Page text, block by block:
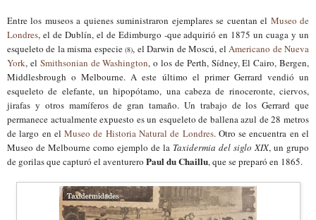
Entre los museos a quienes suministraron ejemplares se cuentan el Museo de
Londres, el de Dublín, el de Edimburgo -que adquirió en 1875 un cuaga y un
esqueleto de la misma especie(8), el Darwin de Moscú, elAmericano de Nueva
York, el Smithsonian de Washington, o los de Perth, Sídney, El Cairo, Bergen,
Middlesbrough o Melbourne. A este último el primer Gerrard vendió un
esqueleto de elefante, un hipopótamo, una cabeza de rinoceronte, ciervos,
jirafas y otros mamíferos de gran tamaño. Un trabajo de los Gerrard que
permanece actualmente expuesto esun esqueleto de ballena azul de 28 metros
de largo en elMuseo de Historia Natural de Londres. Otro se encuentra en el
Museo de Melbourne como ejemplo de la Taxidermia del siglo XIX, un grupo
de gorilas que capturó el aventurero Paul du Chaillu, que se preparó en 1865.